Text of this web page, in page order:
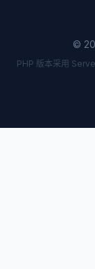
©
PHP 版本采用